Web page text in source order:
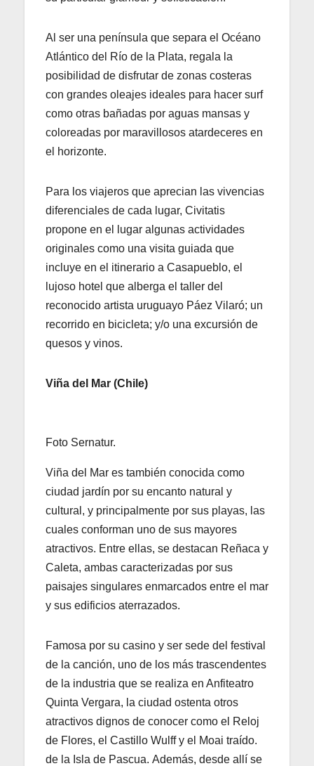
Al ser una península que separa el Océano
Atlántico del Río de la Plata, regala la
posibilidad de disfrutar de zonas costeras
con grandes oleajes ideales para hacer surf
como otras bañadas por aguas mansas y
coloreadas por maravillosos atardeceres en
el horizonte.
Para los viajeros que aprecian las vivencias
diferenciales de cada lugar, Civitatis
propone en el lugar algunas actividades
originales como una visita guiada que
incluye en el itinerario a Casapueblo, el
lujoso hotel que alberga el taller del
reconocido artista uruguayo Páez Vilaró; un
recorrido en bicicleta; y/o una excursión de
quesos y vinos.
Viña del Mar (Chile)
Foto Sernatur.
Viña del Mar es también conocida como
ciudad jardín por su encanto natural y
cultural, y principalmente por sus playas, las
cuales conforman uno de sus mayores
atractivos. Entre ellas, se destacan Reñaca y
Caleta, ambas caracterizadas por sus
paisajes singulares enmarcados entre el mar
y sus edificios aterrazados.
Famosa por su casino y ser sede del festival
de la canción, uno de los más trascendentes
de la industria que se realiza en Anfiteatro
Quinta Vergara, la ciudad ostenta otros
atractivos dignos de conocer como el Reloj
de Flores, el Castillo Wulff y el Moai traído.
de la Isla de Pascua. Además, desde allí se